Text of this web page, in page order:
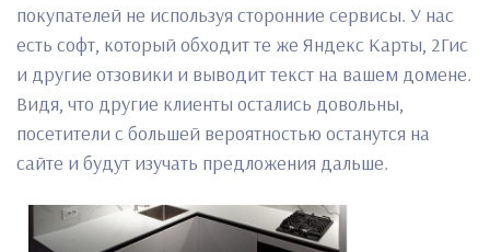
покупателей не используя сторонние сервисы. У нас
есть софт, который обходит те же Яндекс Карты, 2Гис
и другие отзовики и выводит текст на вашем домене.
Видя, что другие клиенты остались довольны,
посетители с большей вероятностью останутся на
сайте и будут изучать предложения дальше.